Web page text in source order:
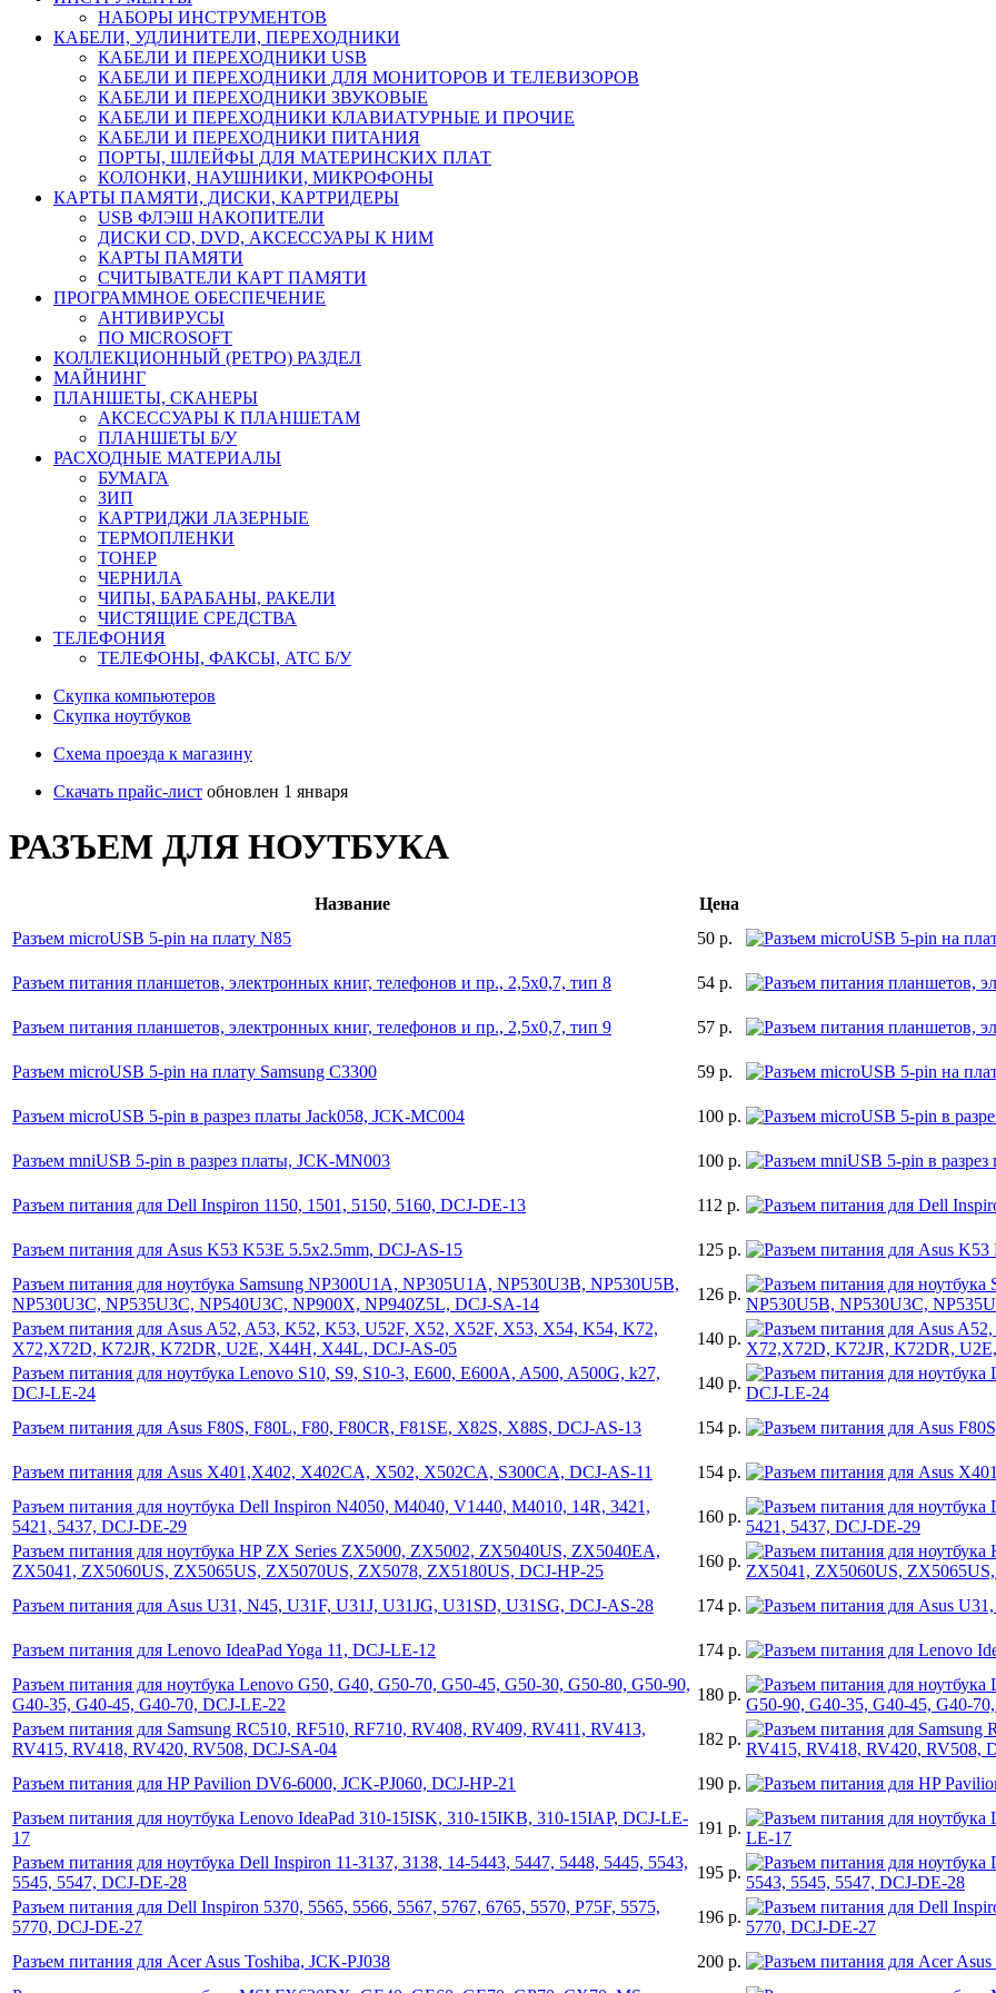
НАБОРЫ ИНСТРУМЕНТОВ
КАБЕЛИ, УДЛИНИТЕЛИ, ПЕРЕХОДНИКИ
КАБЕЛИ И ПЕРЕХОДНИКИ USB
КАБЕЛИ И ПЕРЕХОДНИКИ ДЛЯ МОНИТОРОВ И ТЕЛЕВИЗОРОВ
КАБЕЛИ И ПЕРЕХОДНИКИ ЗВУКОВЫЕ
КАБЕЛИ И ПЕРЕХОДНИКИ КЛАВИАТУРНЫЕ И ПРОЧИЕ
КАБЕЛИ И ПЕРЕХОДНИКИ ПИТАНИЯ
ПОРТЫ, ШЛЕЙФЫ ДЛЯ МАТЕРИНСКИХ ПЛАТ
КОЛОНКИ, НАУШНИКИ, МИКРОФОНЫ
КАРТЫ ПАМЯТИ, ДИСКИ, КАРТРИДЕРЫ
USB ФЛЭШ НАКОПИТЕЛИ
ДИСКИ CD, DVD, АКСЕССУАРЫ К НИМ
КАРТЫ ПАМЯТИ
СЧИТЫВАТЕЛИ КАРТ ПАМЯТИ
ПРОГРАММНОЕ ОБЕСПЕЧЕНИЕ
АНТИВИРУСЫ
ПО MICROSOFT
КОЛЛЕКЦИОННЫЙ (РЕТРО) РАЗДЕЛ
МАЙНИНГ
ПЛАНШЕТЫ, СКАНЕРЫ
АКСЕССУАРЫ К ПЛАНШЕТАМ
ПЛАНШЕТЫ Б/У
РАСХОДНЫЕ МАТЕРИАЛЫ
БУМАГА
ЗИП
КАРТРИДЖИ ЛАЗЕРНЫЕ
ТЕРМОПЛЕНКИ
ТОНЕР
ЧЕРНИЛА
ЧИПЫ, БАРАБАНЫ, РАКЕЛИ
ЧИСТЯЩИЕ СРЕДСТВА
ТЕЛЕФОНИЯ
ТЕЛЕФОНЫ, ФАКСЫ, АТС Б/У
Скупка компьютеров
Cкупка ноутбуков
Схема проезда к магазину
Скачать прайс-лист обновлен 1 января
РАЗЪЕМ ДЛЯ НОУТБУКА
Название
Цена
Разъем microUSB 5-pin на плату N85
50 р.
Разъем питания планшетов, электронных книг, телефонов и пр., 2,5x0,7, тип 8 54 р.
Разъем питания планшетов, электронных книг, телефонов и пр., 2,5x0,7, тип 9 57 р.
Разъем microUSB 5-pin на плату Samsung C3300 59 р.
Разъем microUSB 5-pin в разрез платы Jack058, JCK-MC004 100 р.
Разъем mniUSB 5-pin в разрез платы, JCK-MN003 100 р.
Разъем питания для Dell Inspiron 1150, 1501, 5150, 5160, DCJ-DE-13 112 р.
Разъем питания для Asus K53 K53E 5.5х2.5mm, DCJ-AS-15
125 р.
Разъем питания для ноутбука Samsung NP300U1A, NP305U1A, NP530U3B, NP530U5B,
NP530U3C, NP535U3C, NP540U3C, NP900X, NP940Z5L, DCJ-SA-14
126 р.
Разъем питания для Asus A52, A53, K52, K53, U52F, X52, X52F, X53, X54, K54, K72,
X72,X72D, K72JR, K72DR, U2E, X44H, X44L, DCJ-AS-05
140 р.
Разъем питания для ноутбука Lenovo S10, S9, S10-3, E600, E600A, A500, A500G, k27,
DCJ-LE-24
140 р.
Разъем питания для Asus F80S, F80L, F80, F80CR, F81SE, X82S, X88S, DCJ-AS-13 154 р.
Разъем питания для Asus X401,X402, X402CA, X502, X502CA, S300CA, DCJ-AS-11
154 р.
Разъем питания для ноутбука Dell Inspiron N4050, M4040, V1440, M4010, 14R, 3421,
5421, 5437, DCJ-DE-29
160 р.
Разъем питания для ноутбука HP ZX Series ZX5000, ZX5002, ZX5040US, ZX5040EA,
ZX5041, ZX5060US, ZX5065US, ZX5070US, ZX5078, ZX5180US, DCJ-HP-25
160 р.
Разъем питания для Asus U31, N45, U31F, U31J, U31JG, U31SD, U31SG, DCJ-AS-28 174 р.
Разъем питания для Lenovo IdeaPad Yoga 11, DCJ-LE-12
174 р.
Разъем питания для ноутбука Lenovo G50, G40, G50-70, G50-45, G50-30, G50-80, G50-90,
G40-35, G40-45, G40-70, DCJ-LE-22
180 р.
Разъем питания для Samsung RC510, RF510, RF710, RV408, RV409, RV411, RV413,
RV415, RV418, RV420, RV508, DCJ-SA-04
182 р.
Разъем питания для HP Pavilion DV6-6000, JCK-PJ060, DCJ-HP-21
190 р.
Разъем питания для ноутбука Lenovo IdeaPad 310-15ISK, 310-15IKB, 310-15IAP, DCJ-LE-
17
191 р.
Разъем питания для ноутбука Dell Inspiron 11-3137, 3138, 14-5443, 5447, 5448, 5445, 5543,
5545, 5547, DCJ-DE-28
195 р.
Разъем питания для Dell Inspiron 5370, 5565, 5566, 5567, 5767, 6765, 5570, P75F, 5575,
5770, DCJ-DE-27
196 р.
Разъем питания для Acer Asus Toshiba, JCK-PJ038
200 р.